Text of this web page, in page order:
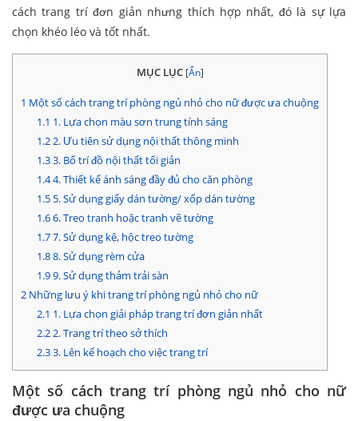
cách trang trí đơn giản nhưng thích hợp nhất, đó là sự lựa
chọn khéo léo và tốt nhất.
MỤC LỤC [Ẩn]
1 Một số cách trang trí phòng ngủ nhỏ cho nữ được ưa chuộng
1.1 1. Lựa chọn màu sơn trung tính sáng
1.22. Ưu tiên sử dụng nội thất thông minh
1.33. Bố trí đồ nội thất tối giản
1.44. Thiết kế ánh sáng đầy đủ cho căn phòng
1.55. Sử dụng giấy dán tường/ xốp dán tường
1.66. Treo tranh hoặc tranh vẽ tường
1.77. Sử dụng kệ, hộc treo tường
1.88. Sử dụng rèm cửa
1.99. Sử dụng thảm trải sàn
2 Những lưu ý khi trang trí phòng ngủ nhỏ cho nữ
2.1 1. Lựa chọn giải pháp trang trí đơn giản nhất
2.22. Trang trí theo sở thích
2.33. Lên kế hoạch cho việc trang trí
Một số cách trang trí phòng ngủ nhỏ cho nữ
được ưa chuộng